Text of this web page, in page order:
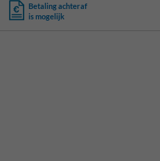
Betaling achteraf
is mogelijk